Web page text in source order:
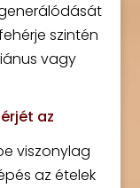
szintén
vagy
az
viszonylag
az ételek